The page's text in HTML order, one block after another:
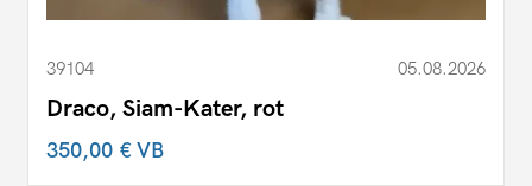
39104 05.08.2026
Draco, Siam-Kater, rot
350,00 €VB